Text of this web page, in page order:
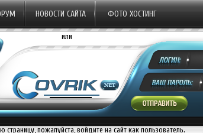
НОВОСТИ САЙТА ФОТО ХОСТИНГ
Добавил:
Просмотров:1230
MILL CREEK ENTE...
Добавил: Covrik
Просмотров:511
или
пожалуйста, войдите на сайт как пользователь.